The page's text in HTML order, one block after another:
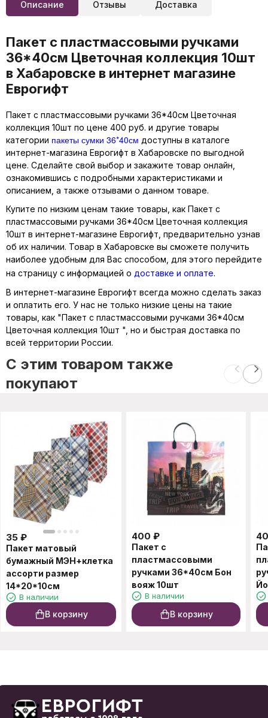
Описание Отзывы Доставка
Пакет с пластмассовыми ручками
36*40см Цветочная коллекция 10шт
в Хабаровске в интернет магазине
Еврогифт
Пакет с пластмассовыми ручками 36*40см Цветочная
коллекция 10шт по цене 400 руб. и другие товары
категории пакеты сумки 36*40см доступны в каталоге
интернет-магазина Еврогифт в Хабаровске по выгодной
цене. Сделайте свой выбор и закажите товар онлайн,
ознакомившись с подробными характеристиками и
описанием, а также отзывами о данном товаре.
Купите по низким ценам такие товары, как Пакет с
пластмассовыми ручками 36*40см Цветочная коллекция
10шт в интернет-магазине Еврогифт, предварительно узнав
об их наличии. Товар в Хабаровске вы сможете получить
наиболее удобным для Вас способом, для этого перейдите
на страницу с информацией о доставке и оплате.
В интернет-магазине Еврогифт всегда можно сделать заказ
и оплатить его. У нас не только низкие цены на такие
товары, как "Пакет с пластмассовыми ручками 36*40см
Цветочная коллекция 10шт ", но и быстрая доставка по
всей территории России.
C этим товаром также
покупают
35 ₽
Пакет матовый
бумажный МЭН+клетка
ассорти размер
14*20*10см
В наличии
В корзину
400 ₽
Пакет с
пластмассовыми
ручками 36*40см Бон
вояж 10шт
В наличии
В корзину